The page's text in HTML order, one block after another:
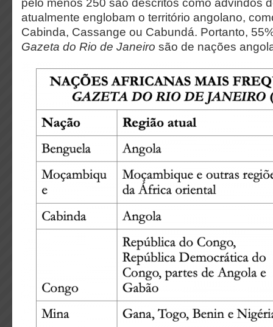
pelo menos 250 são descritos como advindos
atualmente englobam o território angolano,
Cabinda, Cassange ou Cabundá. Portanto,
Gazeta do Rio de Janeiro são de nações